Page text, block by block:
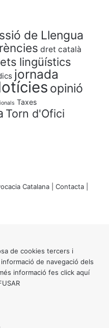
de Llengua
dret català
lingüístics
jornada
opinió
Taxes
Torn d'Ofici
Catalana | Contacta
de cookies tercers i
de navegació dels
informació fes click aquí